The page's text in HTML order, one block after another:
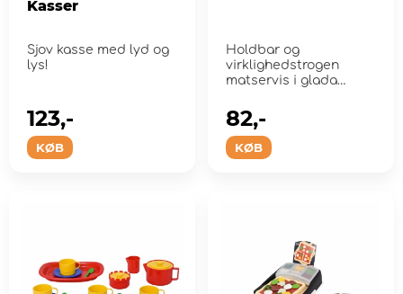
Kasser
Sjov kasse med lyd og
lys!
KØB
123,-
Holdbar og
virklighedstrogen
matservis i glada
KØB
82,-